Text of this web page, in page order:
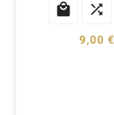
 
9,00 €